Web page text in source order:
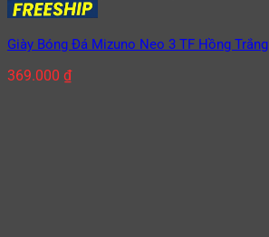
Giày Bóng Đá Mizuno Neo 3 TF Hồng Trắng
369.000 ₫